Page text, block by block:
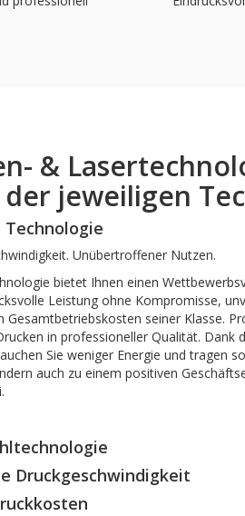
&
jeweiligen
Technologie
Unübertroffener Nutzen.
bietet Ihnen einen
Leistung ohne Kompromisse,
Gesamtbetriebskosten seiner Klasse.
in professioneller Qualität. Dank
Sie weniger Energie und tragen
auch zu einem positiven
Druckgeschwindigkeit